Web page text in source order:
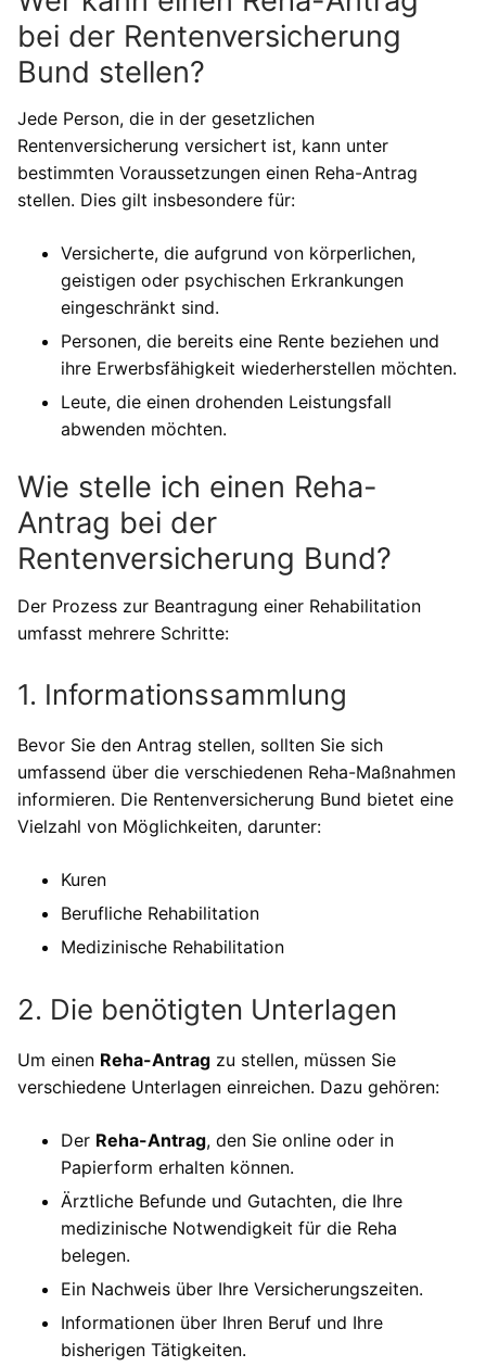
bei der Rentenversicherung
Bund stellen?
Jede Person, die in der gesetzlichen
Rentenversicherung versichert ist, kann unter
bestimmten Voraussetzungen einen Reha-Antrag
stellen. Dies gilt insbesondere für:
Versicherte, die aufgrund von körperlichen,
geistigen oder psychischen Erkrankungen
eingeschränkt sind.
Personen, die bereits eine Rente beziehen und
ihre Erwerbsfähigkeit wiederherstellen möchten.
Leute, die einen drohenden Leistungsfall
abwenden möchten.
Wie stelle ich einen Reha-
Antrag bei der
Rentenversicherung Bund?
Der Prozess zur Beantragung einer Rehabilitation
umfasst mehrere Schritte:
1. Informationssammlung
Bevor Sie den Antrag stellen, sollten Sie sich
umfassend über die verschiedenen Reha-Maßnahmen
informieren. Die Rentenversicherung Bund bietet eine
Vielzahl von Möglichkeiten, darunter:
Kuren
Berufliche Rehabilitation
Medizinische Rehabilitation
2. Die benötigten Unterlagen
Um einen Reha-Antrag zu stellen, müssen Sie
verschiedene Unterlagen einreichen. Dazu gehören:
Der Reha-Antrag, den Sie online oder in
Papierform erhalten können.
Ärztliche Befunde und Gutachten, die Ihre
medizinische Notwendigkeit für die Reha
belegen.
Ein Nachweis über Ihre Versicherungszeiten.
Informationen über Ihren Beruf und Ihre
bisherigen Tätigkeiten.